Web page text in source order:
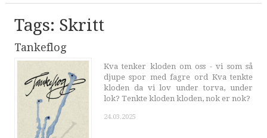
Tags: Skritt
Tankeflog
Kva tenker kloden om oss - vi som så
djupe spor med fagre ord Kva tenkte
kloden da vi lov under torva, under
lok? Tenkte kloden kloden, nok er nok?
24.03.2025